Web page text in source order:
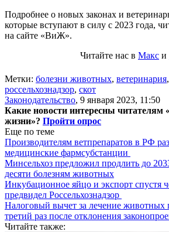
Подробнее о новых законах и
которые вступают в силу с 2023 года,
на сайте «ВиЖ».
Читайте нас в Макс и
Метки: болезни животных, ветеринария,
россельхознадзор, скот
Законодательство, 9 января 2023, 11:50
Какие новости интересны читателям
жизни»? Пройти опрос
Еще по теме
Производителям ветпрепаратов в РФ
медицинские фармсубстанции
Минсельхоз предложил продлить до
десяти болезням животных
Инкубационное яйцо и экспорт спустя
предвидел Россельхознадзор
Налоговый вычет за лечение животных
третий раз после отклонения
Читайте также: